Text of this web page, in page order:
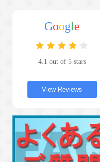
Google
4.1 out of 5 stars
View Reviews